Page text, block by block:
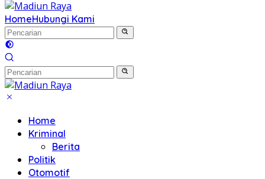
HomeHubungi Kami
Home
Kriminal
Berita
Politik
Otomotif